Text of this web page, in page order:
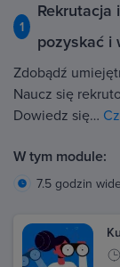
1
Rekrutacja
pozyskać i
Zdobądź
Naucz się
Dowiedz się…
W tym module:
7.5 godzin